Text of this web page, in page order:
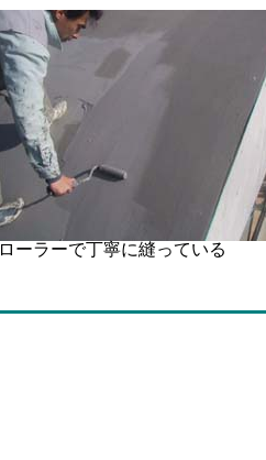
ローラーで丁寧に縫っている